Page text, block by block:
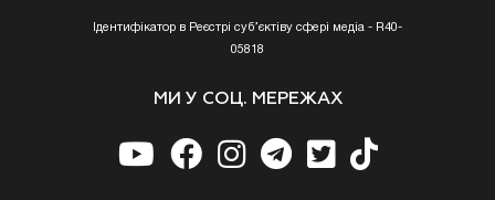
Ідентифікатор в Реєстрі суб’єктіву сфері медіа - R40-
05818
МИ У СОЦ. МЕРЕЖАХ